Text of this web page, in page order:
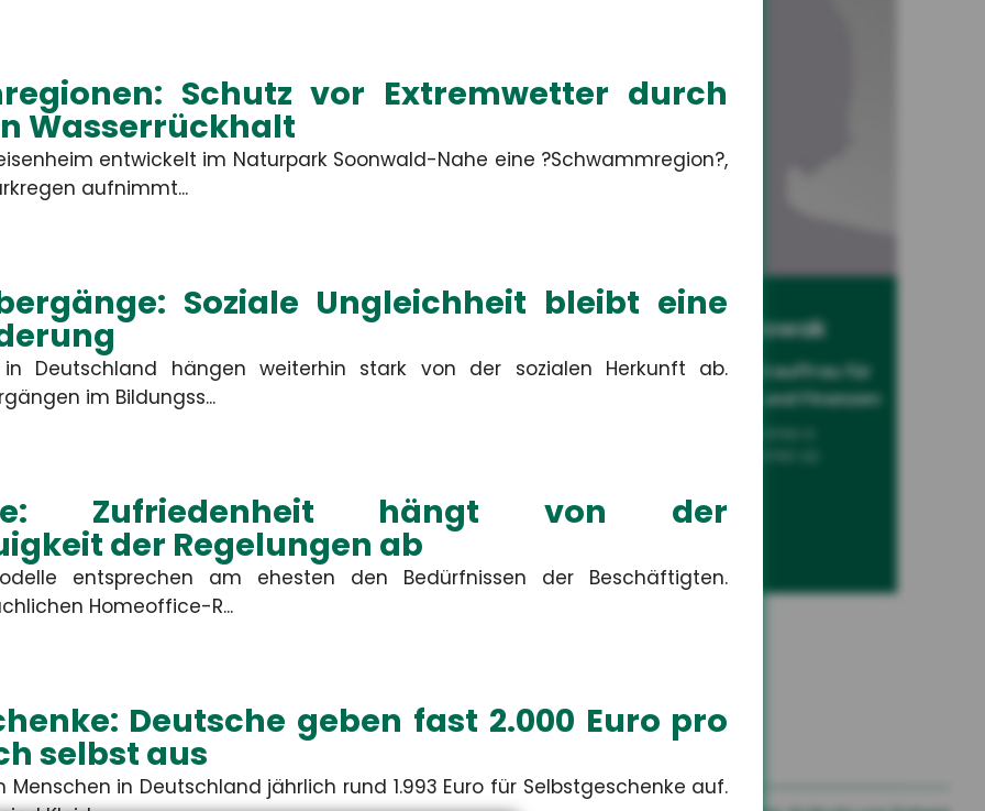
Schutz vor Extremwetter durch
Wasserrückhalt
entwickelt im Naturpark Soonwald-Nahe eine ?Schwammregion?,
aufnimmt...
Soziale Ungleichheit bleibt eine
in Deutschland hängen weiterhin stark von der sozialen Herkunft ab.
im Bildungss...
Zufriedenheit hängt von der
der Regelungen ab
entsprechen am ehesten den Bedürfnissen der Beschäftigten.
Homeoffice-R...
Deutsche geben fast 2.000 Euro pro
selbst aus
Menschen in Deutschland jährlich rund 1.993 Euro für Selbstgeschenke auf.
Schiemann
& KFZ-
Spezialistin
Constanze Baum
Kundenbetreuerin & Sach-
Leonie Nowak
Auszubildende Kauffrau für
Versicherungen und Finanzen